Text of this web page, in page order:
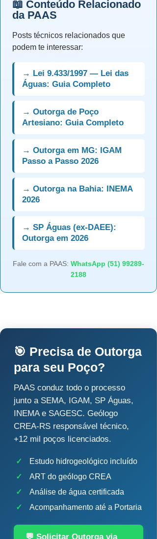
📖 Conteúdo Relacionado
da PAAS
Posts técnicos relacionados que
podem te interessar:
→ Lei 9.433/1997 — Lei das
Águas: Guia Completo
→ Outorga de Poço
Artesiano: Guia Completo
→ Outorga em MG: IGAM
Passo a Passo 2026
→ Outorga na Bahia: INEMA
2026
→ SP Águas (ex-DAEE):
Outorga em 2026
Fale com a PAAS: WhatsApp (51) 99289-
2188
🎯 Precisa de Outorga
para seu Poço?
PAAS conduz todo o processo
junto a SEMA, IGAM, SP Águas,
INEMA e SAGESC. Geólogo
CREA-RS responsável técnico,
+12 mil poços licenciados.
✓
Estudo hidrogeológico incluído
✓
ART do geólogo CREA
✓
Análise de água certificada
✓
Acompanhamento até a Portaria
💬 Solicitar Outorga via